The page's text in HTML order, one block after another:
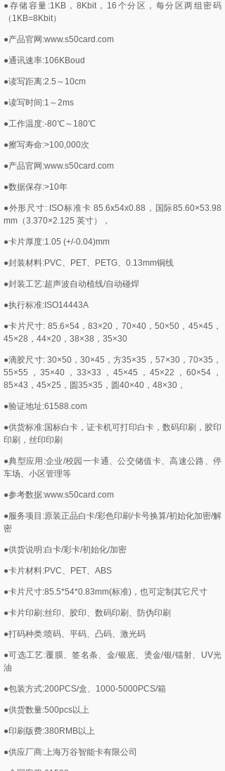
●存储容量:1KB，8Kbit，16个分区，每分区两组密码
（1KB=8Kbit）
●产品官网:www.s50card.com
●通讯速率:106KBoud
●读写距离:2.5～10cm
●读写时间:1～2ms
●工作温度:-80℃～180℃
●擦写寿命:>100,000次
●产品官网:www.s50card.com
●数据保存:>10年
●外形尺寸: ISO标准卡 85.6x54x0.88，国际85.60×53.98
mm（3.370×2.125 英寸），
●卡片厚度:1.05 (+/-0.04)mm
●封装材料:PVC、PET、PETG、0.13mm铜线
●封装工艺:超声波自动植线/自动碰焊
●执行标准:ISO14443A
●卡片尺寸: 85.6×54，83×20，70×40，50×50，45×45，
45×28，44×20，38×38，35×30
●滴胶尺寸: 30×50，30×45，方35×35，57×30，70×35，
55×55，35×40，33×33，45×45，45×22，60×54，
85×43，45×25，圆35×35，圆40×40，48×30，
●验证地址:61588.com
●供货标准:国标白卡，证卡机可打印白卡，数码印刷，胶印
印刷，丝印印刷
●典型应用:企业/校园一卡通、公交储值卡、高速公路、停
车场、小区管理等
●参考数据:www.s50card.com
●服务项目:原装正品白卡/彩色印刷/卡号换算/初始化加密/解
密
●供货说明:白卡/彩卡/初始化/加密
●卡片材料:PVC、PET、ABS
●卡片尺寸:85.5*54*0.83mm(标准)，也可定制其它尺寸
●卡片印刷:丝印、胶印、数码印刷、防伪印刷
●打码种类:喷码、平码、凸码、激光码
●可选工艺:覆膜、签名条、金/银底、烫金/银/镭射、UV光
油
●包装方式:200PCS/盒、1000-5000PCS/箱
●供货数量:500pcs以上
●印刷版费:380RMB以上
●供应厂商:上海万谷智能卡有限公司